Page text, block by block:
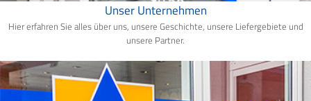
Unser Unternehmen
Hier erfahren Sie alles über uns, unsere Geschichte, unsere Liefergebiete und
unsere Partner.